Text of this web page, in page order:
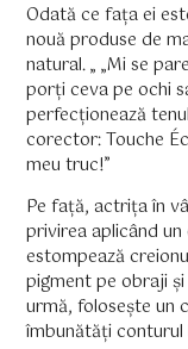
Odată ce fața ei
nouă produse de
natural. „ „Mi se
porți ceva pe ochi
perfecționează
corector: Touche
meu truc!”
Pe față, actrița în
privirea aplicând
estompează
pigment pe obraji
urmă, folosește un
îmbunătăți conturul